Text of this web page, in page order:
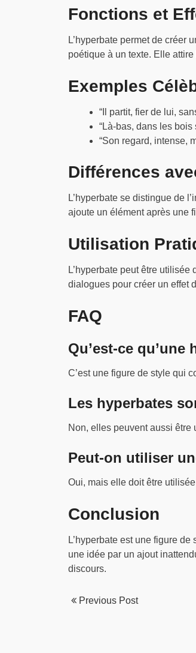
Fonctions et
L’hyperbate permet de créer
poétique à un texte. Elle attire
Exemples
“Il partit, fier de lui,
“Là-bas, dans les bois
“Son regard, intense,
Différences
L’hyperbate se distingue de
ajoute un élément après une
Utilisation
L’hyperbate peut être
dialogues pour créer un effet
FAQ
Qu’est-ce qu’une
C’est une figure de style qui
Les hyperbates
Non, elles peuvent aussi être
Peut-on utiliser
Oui, mais elle doit être
Conclusion
L’hyperbate est une figure
une idée par un ajout
discours.
Previous Post